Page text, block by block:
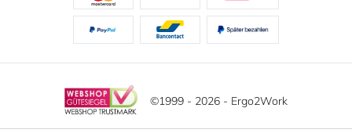
©1999 - 2026 - Ergo2Work